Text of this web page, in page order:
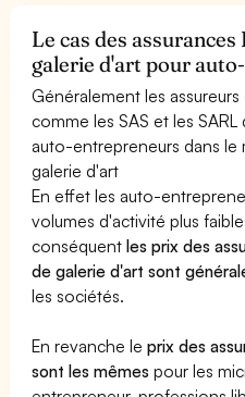
Le cas des
galerie d'art pour
Généralement les
comme les SAS et les
auto-entrepreneurs dans le
galerie d'art
En effet les auto-
volumes d'activité plus
conséquentles prix des
de galerie d'art sont
les sociétés.
En revanche leprix des
sont les mêmes pour les